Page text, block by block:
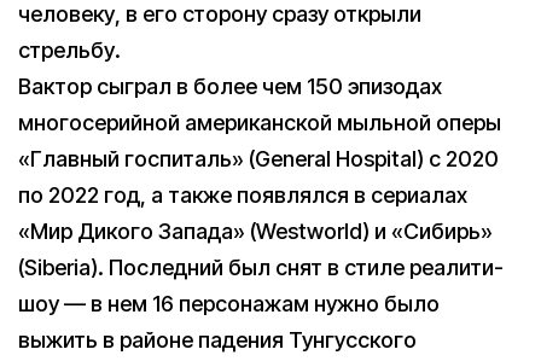
человеку, в его сторону сразу открыли
стрельбу.
Вактор сыграл в более чем 150 эпизодах
многосерийной американской мыльной оперы
«Главный госпиталь» (General Hospital) с 2020
по 2022 год, а также появлялся в сериалах
«Мир Дикого Запада» (Westworld) и «Сибирь»
(Siberia). Последний был снят в стиле реалити-
шоу — в нем 16 персонажам нужно было
выжить в районе падения Тунгусского